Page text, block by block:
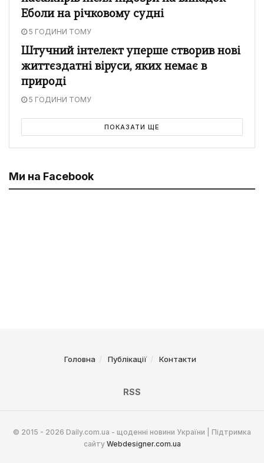
Еболи на річковому судні
5 ГОДИНИ ТОМУ
Штучний інтелект уперше створив нові
життєздатні віруси, яких немає в
природі
5 ГОДИНИ ТОМУ
ПОКАЗАТИ ЩЕ
Ми на Facebook
Головна Публікації Контакти
RSS
© 2015 - 2026 Daily.com.ua - щоденні новини України | Підтримка
сайту Webdesigner.com.ua